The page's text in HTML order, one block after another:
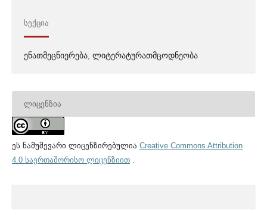
ᲡᲔᲥᲪᲘᲐ
ენათმეცნიერება, ლიტერატურათმცოდნეობა
ᲚᲘᲪᲔᲜᲖᲘᲐ
ეს ნამუშევარი ლიცენზირებულია Creative Commons Attribution
4.0 საერთაშორისო ლიცენზიით.